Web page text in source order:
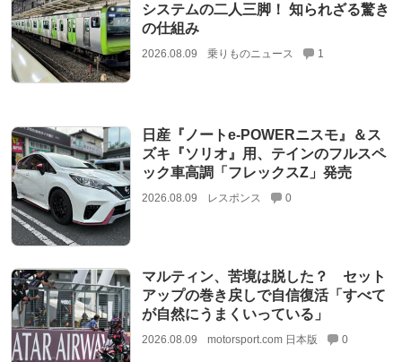
システムの二人三脚！ 知られざる驚き
の仕組み
2026.08.09 乗りものニュース 1
日産『ノートe-POWERニスモ』＆ス
ズキ『ソリオ』用、テインのフルスペ
ック車高調「フレックスZ」発売
2026.08.09 レスポンス 0
マルティン、苦境は脱した？ セット
アップの巻き戻しで自信復活「すべて
が自然にうまくいっている」
2026.08.09 motorsport.com 日本版 0